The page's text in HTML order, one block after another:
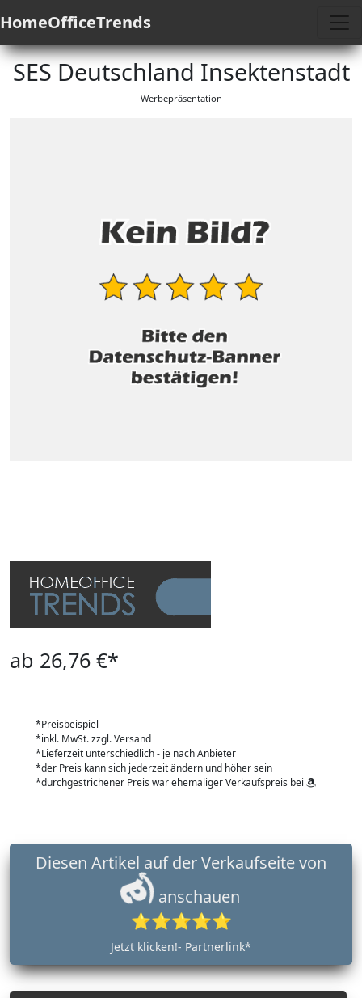
HomeOfficeTrends
SES Deutschland Insektenstadt
Werbepräsentation
ab 26,76 €*
*Preisbeispiel
*inkl. MwSt. zzgl. Versand
*Lieferzeit unterschiedlich - je nach Anbieter
*der Preis kann sich jederzeit ändern und höher sein
*durchgestrichener Preis war ehemaliger Verkaufspreis bei
anschauen
⭐⭐⭐⭐⭐
Jetzt klicken!- Partnerlink*